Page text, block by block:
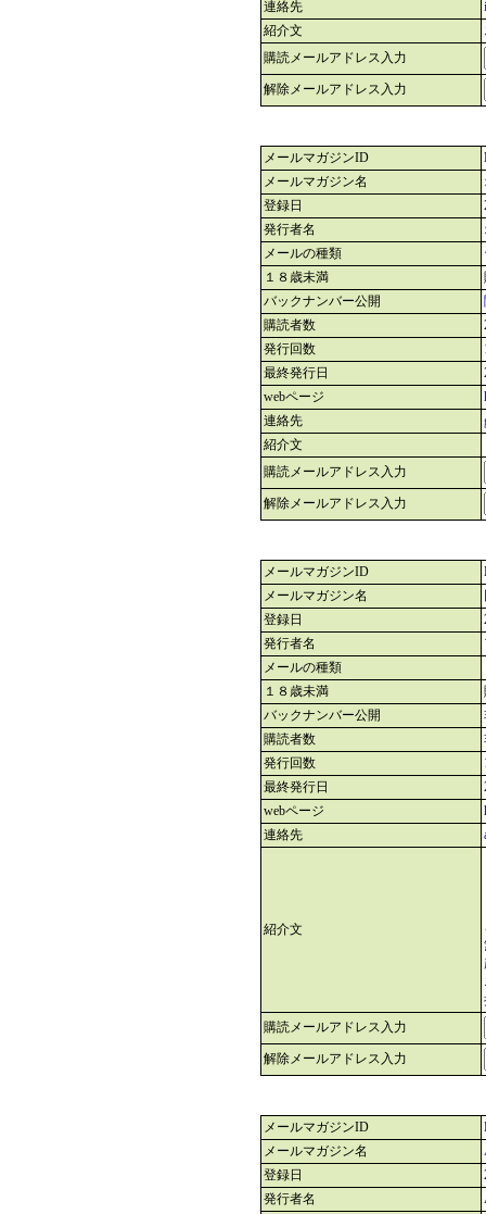
連絡先
紹介文
購読メールアドレス入力
解除メールアドレス入力
メールマガジンID
メールマガジン名
登録日
発行者名
メールの種類
１８歳未満
バックナンバー公開
購読者数
発行回数
最終発行日
webページ
連絡先
紹介文
購読メールアドレス入力
解除メールアドレス入力
メールマガジンID
メールマガジン名
登録日
発行者名
メールの種類
１８歳未満
バックナンバー公開
購読者数
発行回数
最終発行日
webページ
連絡先
紹介文
購読メールアドレス入力
解除メールアドレス入力
メールマガジンID
メールマガジン名
登録日
発行者名